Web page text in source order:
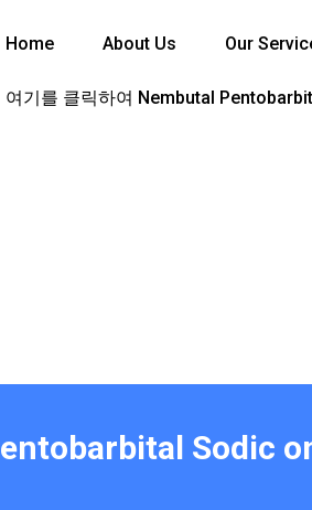
Home About Us Our
여기를 클릭하여 Nembutal
Sodic